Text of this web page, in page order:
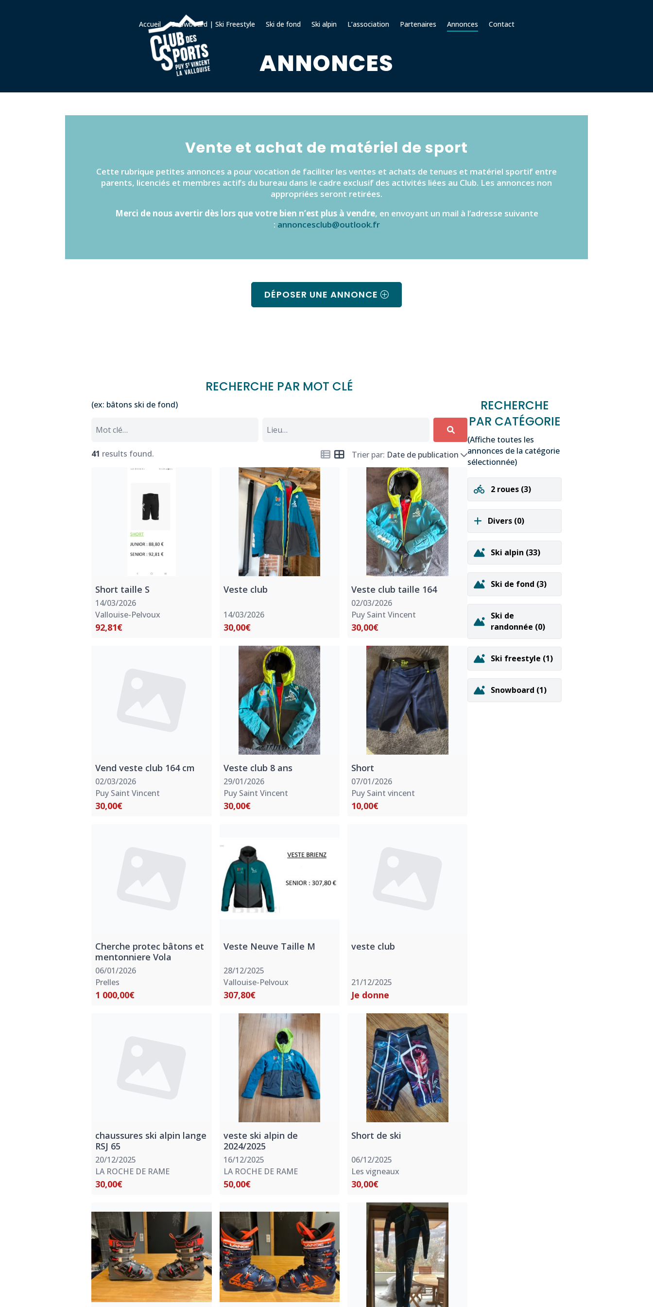
Accueil Snowboard | Ski Freestyle Ski de fond Ski alpin L’association Partenaires Annonces Contact
ANNONCES
Vente et achat de matériel de sport
Cette rubrique petites annonces a pour vocation de faciliter les ventes et achats de tenues et matériel sportif entre
parents, licenciés et membres actifs du bureau dans le cadre exclusif des activités liées au Club. Les annonces non
appropriées seront retirées.
Merci de nous avertir dès lors que votre bien n’est plus à vendre, en envoyant un mail à l’adresse suivante
: annoncesclub@outlook.fr
DÉPOSER UNE ANNONCE
RECHERCHE PAR MOT CLÉ
(ex: bâtons ski de fond)
Trier par: Date de publication
41 results found.
Short taille S
14/03/2026
Vallouise-Pelvoux
92,81€
Veste club
14/03/2026
30,00€
Veste club taille 164
02/03/2026
Puy Saint Vincent
30,00€
Vend veste club 164 cm
02/03/2026
Puy Saint Vincent
30,00€
Veste club 8 ans
29/01/2026
Puy Saint Vincent
30,00€
Short
07/01/2026
Puy Saint vincent
10,00€
Cherche protec bâtons et
mentonniere Vola
06/01/2026
Prelles
1 000,00€
Veste Neuve Taille M
28/12/2025
Vallouise-Pelvoux
307,80€
veste club
21/12/2025
Je donne
chaussures ski alpin lange
RSJ 65
20/12/2025
LA ROCHE DE RAME
30,00€
veste ski alpin de
2024/2025
16/12/2025
LA ROCHE DE RAME
50,00€
Short de ski
06/12/2025
Les vigneaux
30,00€
RECHERCHE
PAR CATÉGORIE
(Affiche toutes les
annonces de la catégorie
sélectionnée)
2 roues (3)
Divers (0)
Ski alpin (33)
Ski de fond (3)
Ski de
randonnée (0)
Ski freestyle (1)
Snowboard (1)